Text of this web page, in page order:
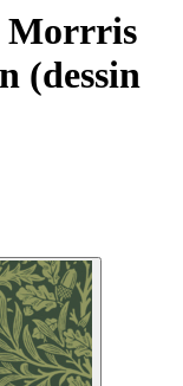
Morrris
(dessin